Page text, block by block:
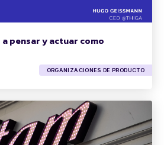
a pensar y actuar como
ORGANIZACIONES DE PRODUCTO